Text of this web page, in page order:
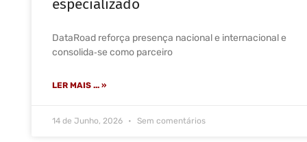
especializado
DataRoad reforça presença nacional e internacional e
consolida‑se como parceiro
LER MAIS ... »
14 de Junho, 2026 Sem comentários